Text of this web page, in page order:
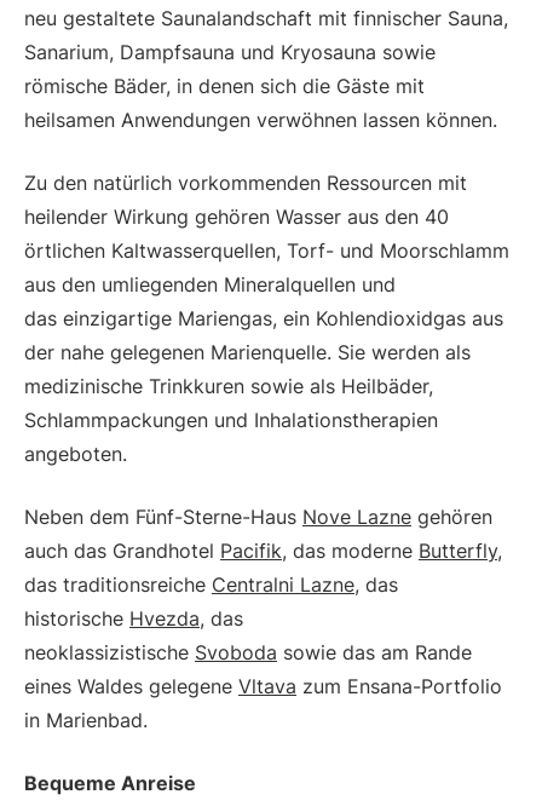
neu gestaltete Saunalandschaft mit finnischer Sauna,
Sanarium, Dampfsauna und Kryosauna sowie
römische Bäder, in denen sich die Gäste mit
heilsamen Anwendungen verwöhnen lassen können.
Zu den natürlich vorkommenden Ressourcen mit
heilender Wirkung gehören Wasser aus den 40
örtlichen Kaltwasserquellen, Torf- und Moorschlamm
aus den umliegenden Mineralquellen und
das einzigartige Mariengas, ein Kohlendioxidgas aus
der nahe gelegenen Marienquelle. Sie werden als
medizinische Trinkkuren sowie als Heilbäder,
Schlammpackungen und Inhalationstherapien
angeboten.
Neben dem Fünf-Sterne-Haus Nove Lazne gehören
auch das Grandhotel Pacifik, das moderne Butterfly,
das traditionsreiche Centralni Lazne, das
historische Hvezda, das
neoklassizistische Svoboda sowie das am Rande
eines Waldes gelegene Vltava zum Ensana-Portfolio
in Marienbad.
Bequeme Anreise